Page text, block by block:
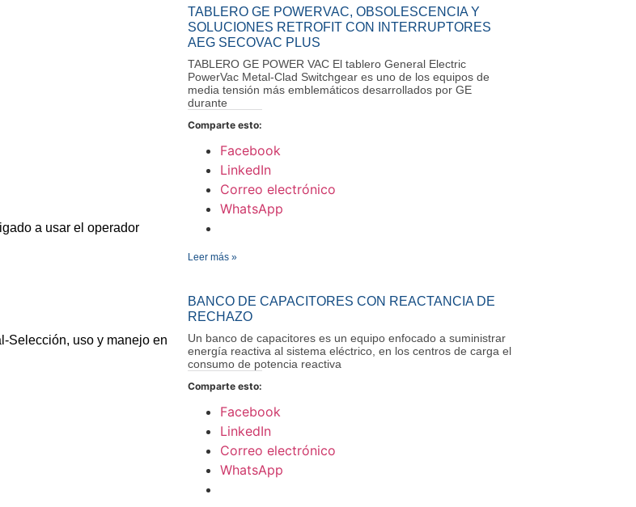
a usar el operador
Selección, uso y manejo en
TABLERO GE POWERVAC, OBSOLESCENCIA Y
SOLUCIONES RETROFIT CON INTERRUPTORES
AEG SECOVAC PLUS
TABLERO GE POWER VAC El tablero General Electric
PowerVac Metal-Clad Switchgear es uno de los equipos de
media tensión más emblemáticos desarrollados por GE
durante
Comparte esto:
Facebook
LinkedIn
Correo electrónico
WhatsApp
Leer más »
BANCO DE CAPACITORES CON REACTANCIA DE
RECHAZO
Un banco de capacitores es un equipo enfocado a suministrar
energía reactiva al sistema eléctrico, en los centros de carga el
consumo de potencia reactiva
Comparte esto:
Facebook
LinkedIn
Correo electrónico
WhatsApp